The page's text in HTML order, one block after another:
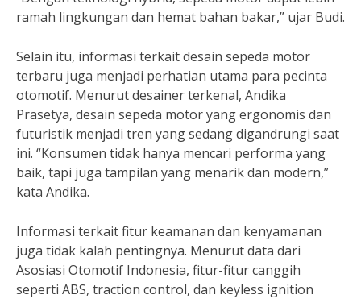
ramah lingkungan dan hemat bahan bakar,” ujar Budi.
Selain itu, informasi terkait desain sepeda motor
terbaru juga menjadi perhatian utama para pecinta
otomotif. Menurut desainer terkenal, Andika
Prasetya, desain sepeda motor yang ergonomis dan
futuristik menjadi tren yang sedang digandrungi saat
ini. “Konsumen tidak hanya mencari performa yang
baik, tapi juga tampilan yang menarik dan modern,”
kata Andika.
Informasi terkait fitur keamanan dan kenyamanan
juga tidak kalah pentingnya. Menurut data dari
Asosiasi Otomotif Indonesia, fitur-fitur canggih
seperti ABS, traction control, dan keyless ignition